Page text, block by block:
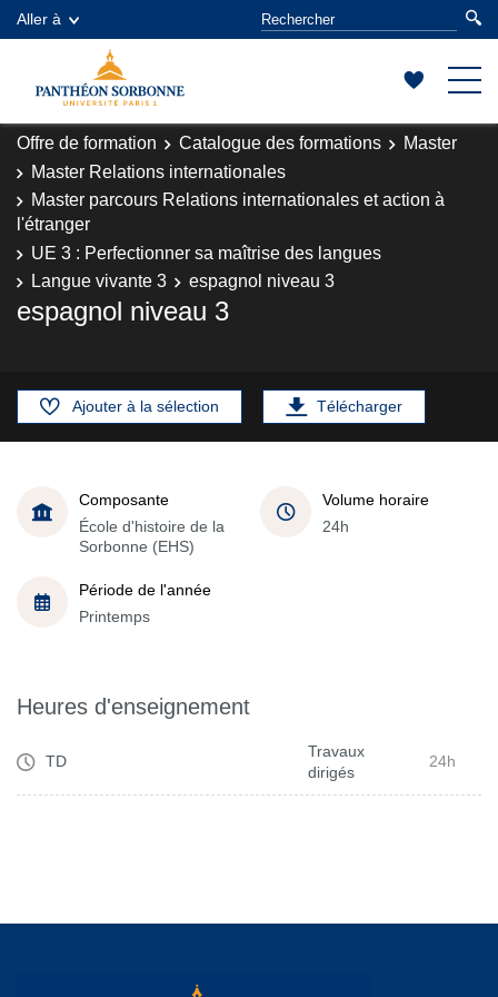
Aller à
Offre de formation Catalogue des formations
Master
Master Relations internationales
Master parcours Relations internationales et action à
l'étranger
UE 3 : Perfectionner sa maîtrise des langues
Langue vivante 3
espagnol niveau 3
espagnol niveau 3
Ajouter à la sélection Télécharger
Composante
École d'histoire de la
Sorbonne (EHS)
Volume horaire
24h
Période de l'année
Printemps
Heures d'enseignement
TD
Travaux
dirigés
24h